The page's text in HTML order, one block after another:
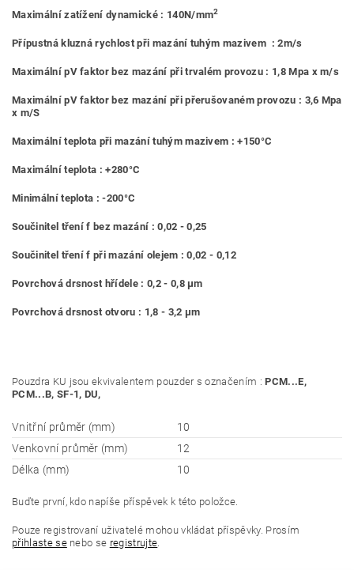
Maximální zatížení dynamické : 140N/mm2
Přípustná kluzná rychlost při mazání tuhým mazivem : 2m/s
Maximální pV faktor bez mazání při trvalém provozu : 1,8 Mpa x m/s
Maximální pV faktor bez mazání při přerušovaném provozu : 3,6 Mpa
x m/S
Maximální teplota při mazání tuhým mazivem : +150°C
Maximální teplota : +280°C
Minimální teplota : -200°C
Součinitel tření f bez mazání : 0,02 - 0,25
Součinitel tření f při mazání olejem : 0,02 - 0,12
Povrchová drsnost hřídele : 0,2 - 0,8 μm
Povrchová drsnost otvoru : 1,8 - 3,2 μm
Pouzdra KU jsou ekvivalentem pouzder s označením :PCM...E,
PCM...B, SF-1, DU,
Vnitřní průměr (mm)
10
Venkovní průměr (mm)
12
Délka (mm)
10
Buďte první, kdo napíše příspěvek k této položce.
Pouze registrovaní uživatelé mohou vkládat příspěvky. Prosím
přihlaste senebo se registrujte.